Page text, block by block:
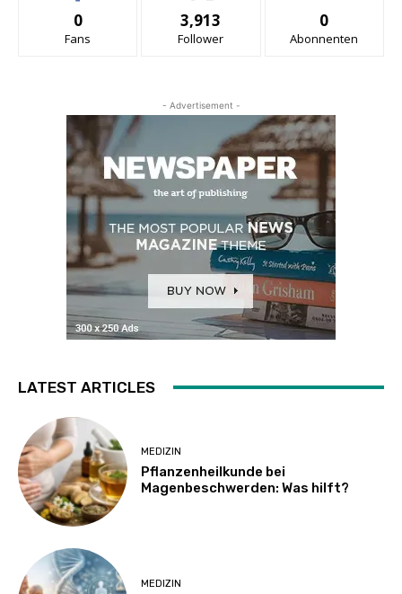
0
Fans
3,913
Follower
0
Abonnenten
- Advertisement -
LATEST ARTICLES
MEDIZIN
Pflanzenheilkunde bei
Magenbeschwerden: Was hilft?
MEDIZIN